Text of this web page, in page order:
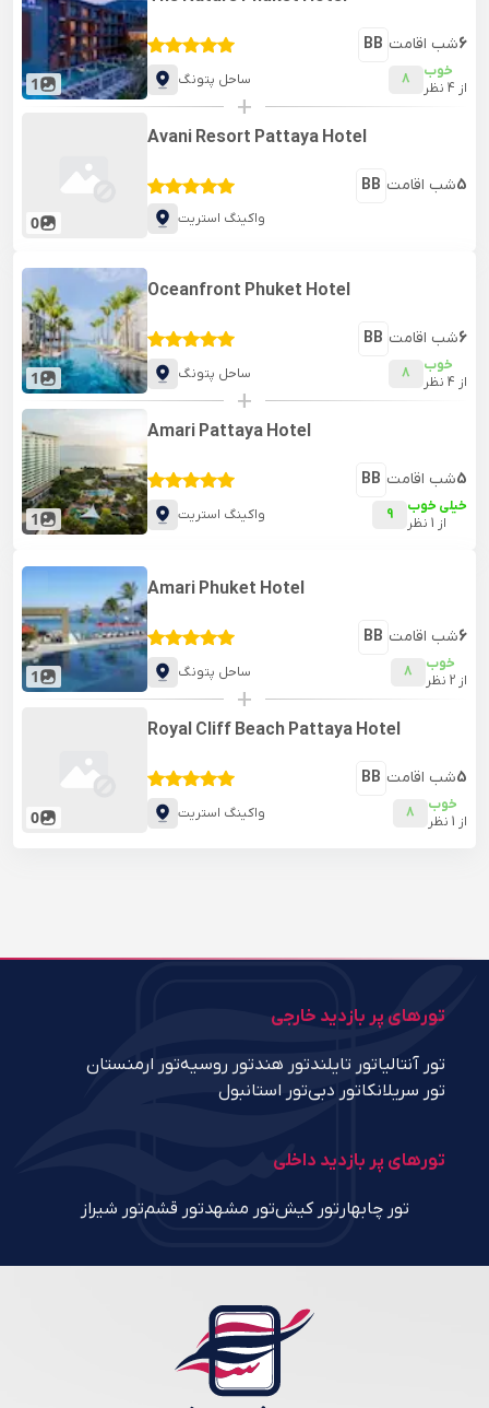
1
BB شب اقامت6
ساحل پتونگ 8
خوب
از 4 نظر
+
0
Avani Resort Pattaya Hotel
BB شب اقامت5
واکینگ استریت
1
Oceanfront Phuket Hotel
BB شب اقامت6
ساحل پتونگ 8
خوب
از 4 نظر
+
1
Amari Pattaya Hotel
BB شب اقامت5
واکینگ استریت 9
خیلی خوب
از 1 نظر
1
Amari Phuket Hotel
BB شب اقامت6
ساحل پتونگ 8
خوب
از 2 نظر
+
0
Royal Cliff Beach Pattaya Hotel
BB شب اقامت5
واکینگ استریت 8
خوب
از 1 نظر
تورهای پر بازدید خارجی
تور آنتالیاتور تایلندتور هندتور روسیهتور ارمنستان
تور سریلانکاتور دبیتور استانبول
تورهای پر بازدید داخلی
تور چابهار تور کیشتور مشهدتور قشمتور شیراز